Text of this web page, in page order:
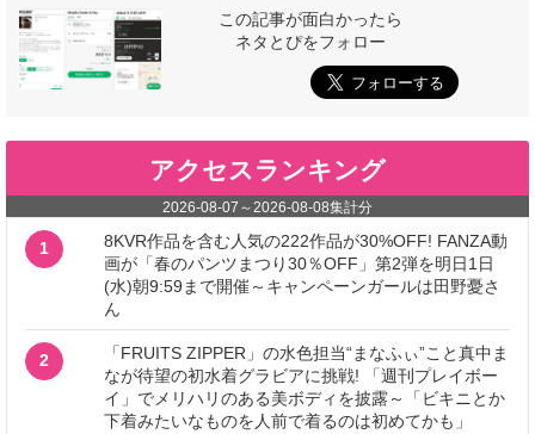
この記事が面白かったら
ネタとぴをフォロー
アクセスランキング
2026-08-07 ～2026-08-08集計分
1
8KVR作品を含む人気の222作品が30%OFF! FANZA動
画が「春のパンツまつり30％OFF」第2弾を明日1日
(水)朝9:59まで開催～キャンペーンガールは田野憂さ
ん
2
「FRUITS ZIPPER」の水色担当“まなふぃ”こと真中ま
なが待望の初水着グラビアに挑戦! 「週刊プレイボー
イ」でメリハリのある美ボディを披露～「ビキニとか
下着みたいなものを人前で着るのは初めてかも」